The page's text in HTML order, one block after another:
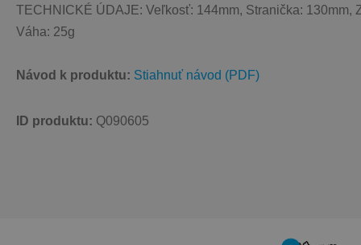
TECHNICKÉ ÚDAJE: Veľkosť: 144mm, Stranička: 130mm,
Váha: 25g
Návod k produktu: Stiahnuť návod (PDF)
ID produktu: Q090605